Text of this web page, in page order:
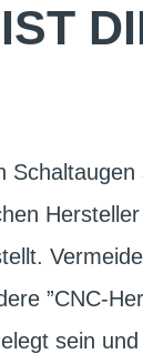
”CNC-
sein